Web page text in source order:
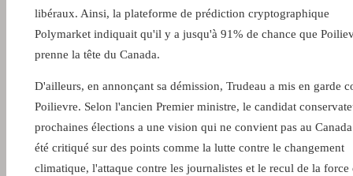
libéraux. Ainsi, la plateforme de prédiction cryptographique
Polymarket indiquait qu'il y a jusqu'à 91% de chance que
prenne la tête du Canada.
D'ailleurs, en annonçant sa démission, Trudeau a mis en garde
Poilievre. Selon l'ancien Premier ministre, le candidat
prochaines élections a une vision qui ne convient pas au
été critiqué sur des points comme la lutte contre le changement
climatique, l'attaque contre les journalistes et le recul de la force